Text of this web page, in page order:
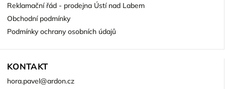
Reklamační řád - prodejna Ústí nad Labem
Obchodní podmínky
Podmínky ochrany osobních údajů
KONTAKT
hora.pavel@ardon.cz